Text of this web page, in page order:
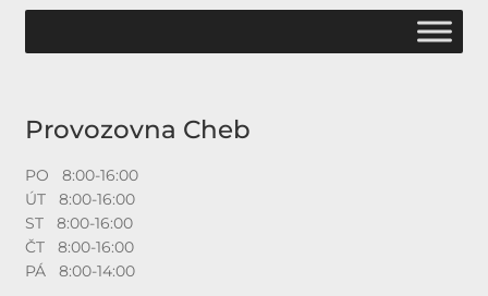
Provozovna Cheb
PO 8:00-16:00
ÚT 8:00-16:00
ST 8:00-16:00
ČT 8:00-16:00
PÁ 8:00-14:00